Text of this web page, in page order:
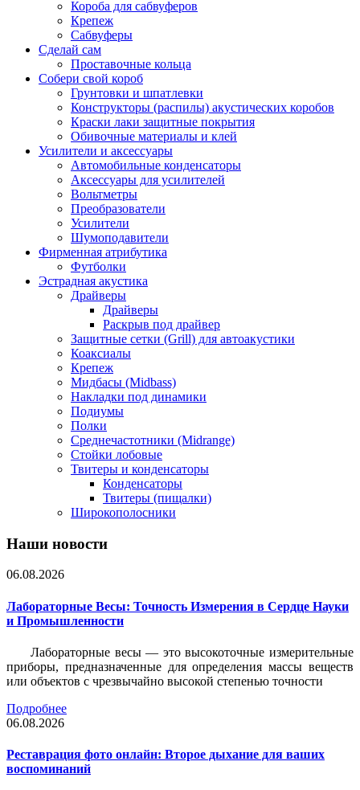
Короба для сабвуферов
Крепеж
Сабвуферы
Сделай сам
Проставочные кольца
Собери свой короб
Грунтовки и шпатлевки
Конструкторы (распилы) акустических коробов
Краски лаки защитные покрытия
Обивочные материалы и клей
Усилители и аксессуары
Автомобильные конденсаторы
Аксессуары для усилителей
Вольтметры
Преобразователи
Усилители
Шумоподавители
Фирменная атрибутика
Футболки
Эстрадная акустика
Драйверы
Драйверы
Раскрыв под драйвер
Защитные сетки (Grill) для автоакустики
Коаксиалы
Крепеж
Мидбасы (Midbass)
Накладки под динамики
Подиумы
Полки
Среднечастотники (Midrange)
Стойки лобовые
Твитеры и конденсаторы
Конденсаторы
Твитеры (пищалки)
Широкополосники
Наши новости
06.08.2026
Лабораторные Весы: Точность Измерения в Сердце Науки
и Промышленности
Лабораторные весы — это высокоточные измерительные
приборы, предназначенные для определения массы веществ
или объектов с чрезвычайно высокой степенью точности
Подробнее
06.08.2026
Реставрация фото онлайн: Второе дыхание для ваших
воспоминаний